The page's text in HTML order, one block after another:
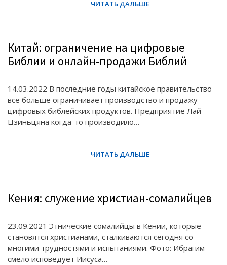
Китай: ограничение на цифровые
Библии и онлайн-продажи Библий
14.03.2022 В последние годы китайское правительство
всё больше ограничивает производство и продажу
цифровых библейских продуктов. Предприятие Лай
Цзиньцяна когда-то производило…
Кения: служение христиан-сомалийцев
23.09.2021 Этнические сомалийцы в Кении, которые
становятся христианами, сталкиваются сегодня со
многими трудностями и испытаниями. Фото: Ибрагим
смело исповедует Иисуса…